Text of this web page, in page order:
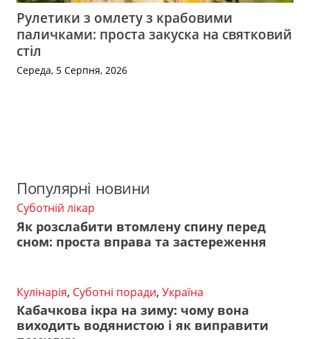
Рулетики з омлету з крабовими
паличками: проста закуска на святковий
стіл
Середа, 5 Серпня, 2026
Популярні новини
Суботній лікар
Як розслабити втомлену спину перед
сном: проста вправа та застереження
Кулінарія, Суботні поради, Україна
Кабачкова ікра на зиму: чому вона
виходить водянистою і як виправити